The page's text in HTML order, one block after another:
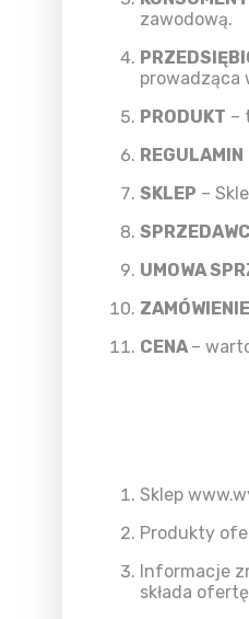
zawodową.
prowadząca
PRODUKT –
REGULAMIN
SKLEP –
UMOWA
ZAMÓWIENIE
CENA–
Sklep
Produkty
Informacje
składa